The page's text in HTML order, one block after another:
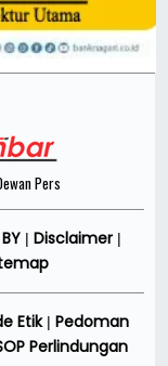
Pers
| Disclaimer|
Etik| Pedoman
Perlindungan